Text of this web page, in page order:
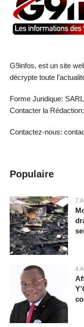
G9infos, est un site
décrypte toute
Forme Juridique:
Contacter la
Contactez-nous:
Populaire
7
4